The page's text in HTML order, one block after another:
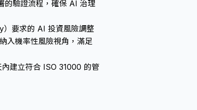
的驗證流程，確保 AI 治理
要求的 AI 投資風險調整
入機率性風險視角，滿足
建立符合 ISO 31000 的管